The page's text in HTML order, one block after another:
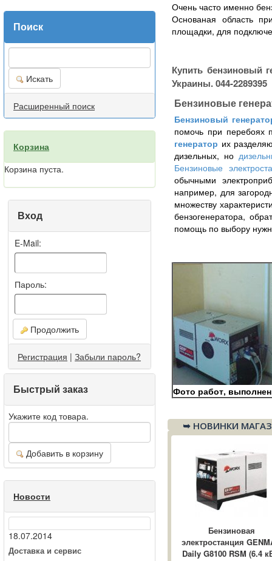
Поиск
Искать
Расширенный поиск
Корзина
Корзина пуста.
Вход
E-Mail:
Пароль:
Продолжить
Регистрация | Забыли пароль?
Быстрый заказ
Укажите код товара.
Добавить в корзину
Новости
18.07.2014
Доставка и сервис
Очень часто именно
Основаная область
площадки, для
Купить бензиновый
Украины. 044-2289395
Бензиновые
Бензиновый
помочь при перебоях
генератор их
дизельных, но
Бензиновые
обычными
например, для
множеству
бензогенератора,
помощь по выбору
Фото работ,
➥ НОВИНКИ
Бензиновая
электростанция
Daily G8100 RSM (6.4